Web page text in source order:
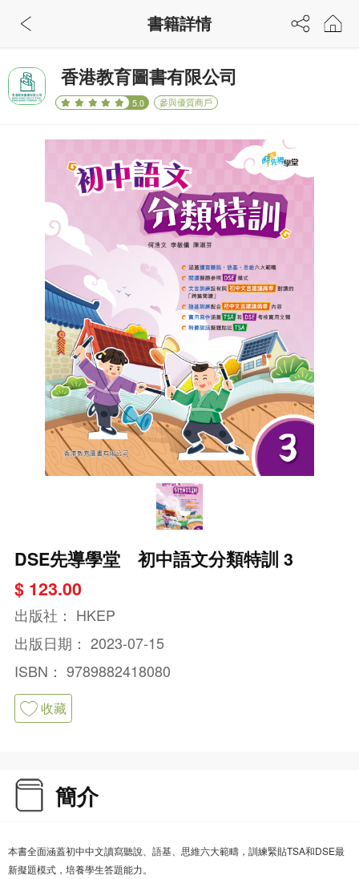
香港教育圖書有限公司
5.0 參與優質商戶
DSE先導學堂 初中語文分類特訓 3
$ 123.00
出版社： HKEP
出版日期： 2023-07-15
ISBN： 9789882418080
收藏
簡介
本書全面涵蓋初中中文讀寫聽說、語基、思維六大範疇，訓練緊貼TSA和DSE最
新擬題模式，培養學生答題能力。
書籍詳情